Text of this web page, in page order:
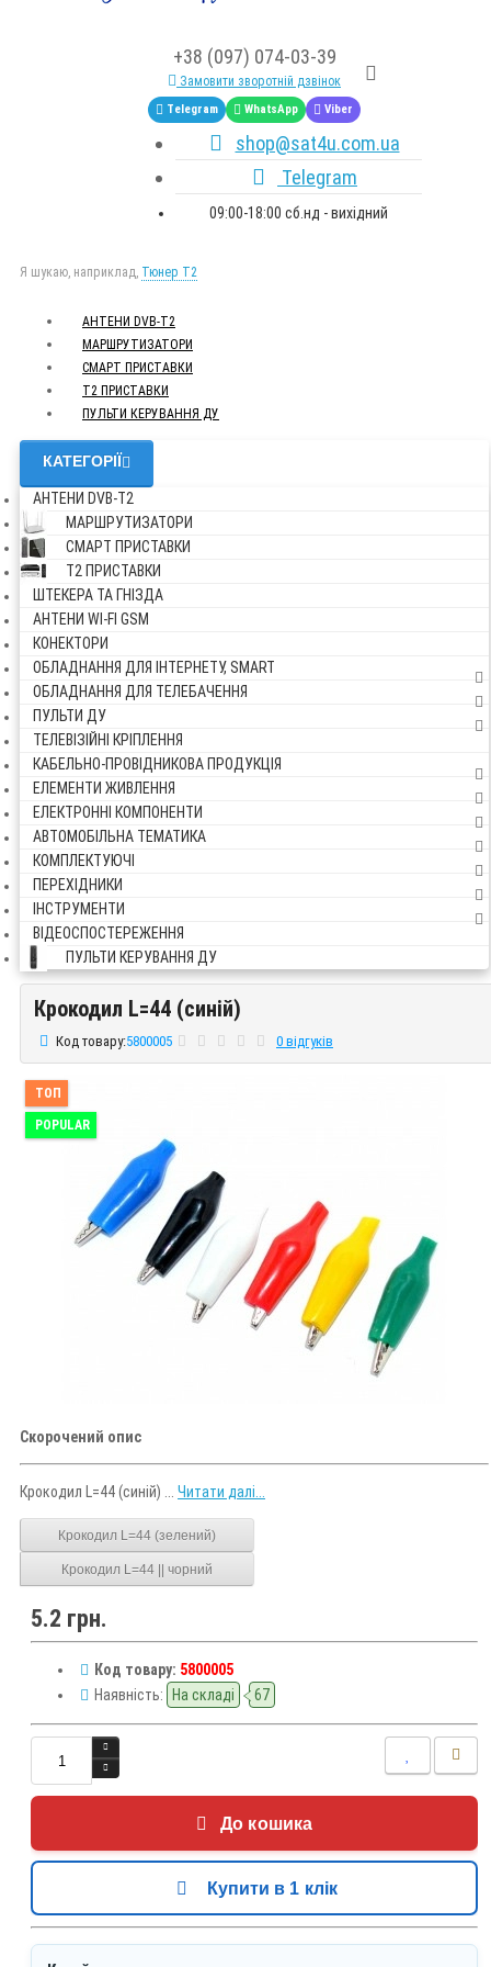
+38 (097) 074-03-39
Замовити зворотній дзвінок
Telegram WhatsApp Viber
shop@sat4u.com.ua
Telegram
09:00-18:00 сб.нд - вихідний
Я шукаю, наприклад, Тюнер T2
АНТЕНИ DVB-Т2
МАРШРУТИЗАТОРИ
СМАРТ ПРИСТАВКИ
Т2 ПРИСТАВКИ
ПУЛЬТИ КЕРУВАННЯ ДУ
КАТЕГОРІЇ
АНТЕНИ DVB-Т2
МАРШРУТИЗАТОРИ
СМАРТ ПРИСТАВКИ
Т2 ПРИСТАВКИ
ШТЕКЕРА ТА ГНІЗДА
АНТЕНИ WI-FI GSM
КОНЕКТОРИ
ОБЛАДНАННЯ ДЛЯ ІНТЕРНЕТУ, SMART
ОБЛАДНАННЯ ДЛЯ ТЕЛЕБАЧЕННЯ
ПУЛЬТИ ДУ
ТЕЛЕВІЗІЙНІ КРІПЛЕННЯ
КАБЕЛЬНО-ПРОВІДНИКОВА ПРОДУКЦІЯ
ЕЛЕМЕНТИ ЖИВЛЕННЯ
ЕЛЕКТРОННІ КОМПОНЕНТИ
АВТОМОБІЛЬНА ТЕМАТИКА
КОМПЛЕКТУЮЧІ
ПЕРЕХІДНИКИ
ІНСТРУМЕНТИ
ВІДЕОСПОСТЕРЕЖЕННЯ
ПУЛЬТИ КЕРУВАННЯ ДУ
Крокодил L=44 (синій)
Крокодил L=44 (синій)
Код товару:5800005 0 відгуків
ТОП
POPULAR
Скорочений опис
Крокодил L=44 (синій) ... Читати далі...
Крокодил L=44 (зелений)
Крокодил L=44 || чорний
5.2 грн.
Код товару: 5800005
Наявність:
На складі 67
До кошика
Купити в 1 клік